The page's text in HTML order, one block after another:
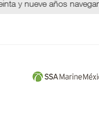
evitar crisis ambien
y nueve años